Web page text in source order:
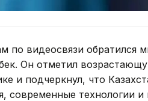
по видеосвязи обратился
Он отметил
и подчеркнул, что
современные технологии